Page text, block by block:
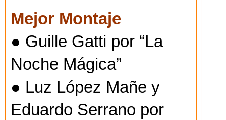
Mejor Montaje
● Guille Gatti por “La
Noche Mágica”
● Luz López Mañe y
Eduardo Serrano por